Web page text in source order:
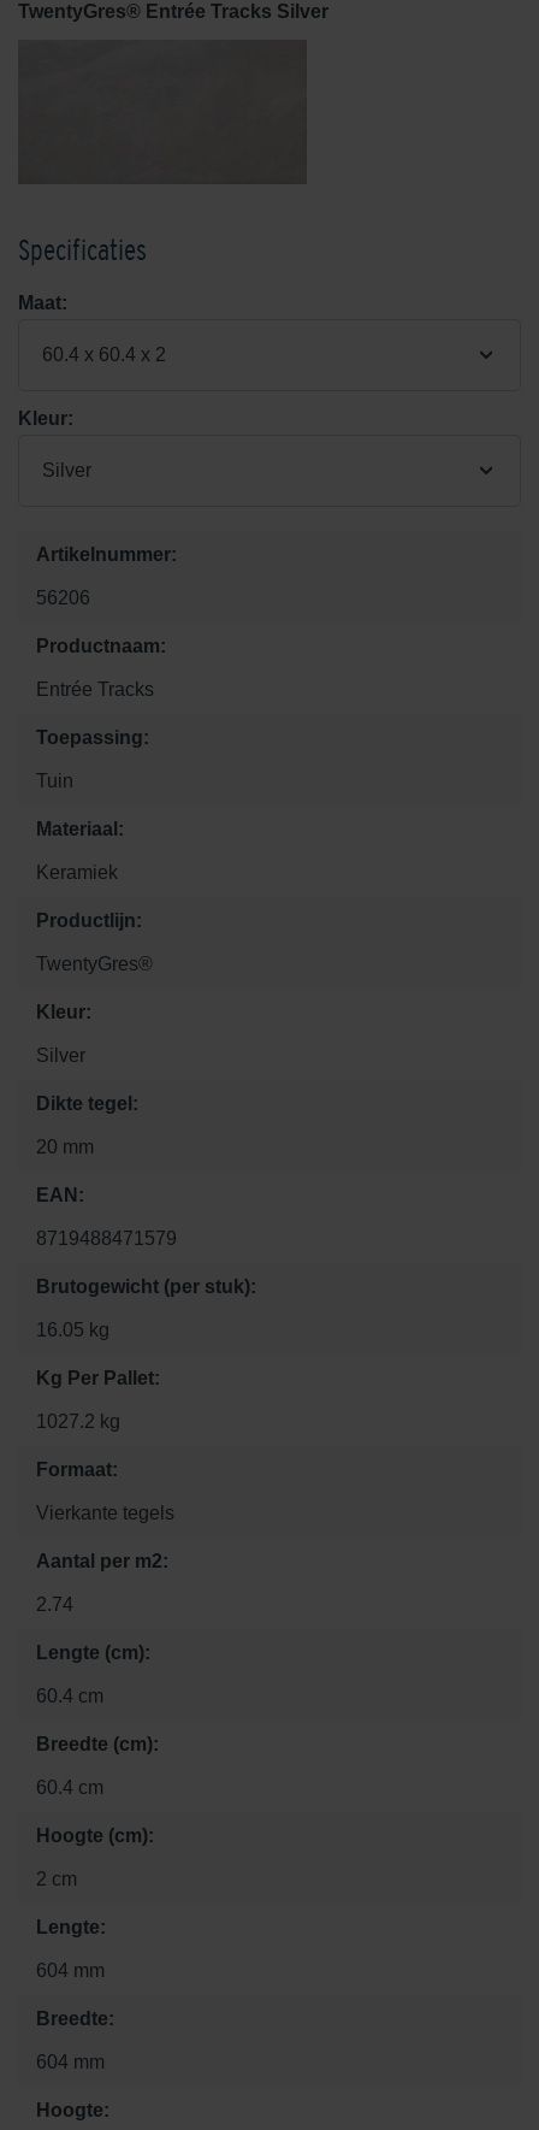
TwentyGres® Entrée Tracks Silver
Specificaties
Maat:
60.4 x 60.4 x 2
Kleur:
Silver
Artikelnummer:
56206
Productnaam:
Entrée Tracks
Toepassing:
Tuin
Materiaal:
Keramiek
Productlijn:
TwentyGres®
Kleur:
Silver
Dikte tegel:
20 mm
EAN:
8719488471579
Brutogewicht (per stuk):
16.05 kg
Kg Per Pallet:
1027.2 kg
Formaat:
Vierkante tegels
Aantal per m2:
2.74
Lengte (cm):
60.4 cm
Breedte (cm):
60.4 cm
Hoogte (cm):
2 cm
Lengte:
604 mm
Breedte:
604 mm
Hoogte: